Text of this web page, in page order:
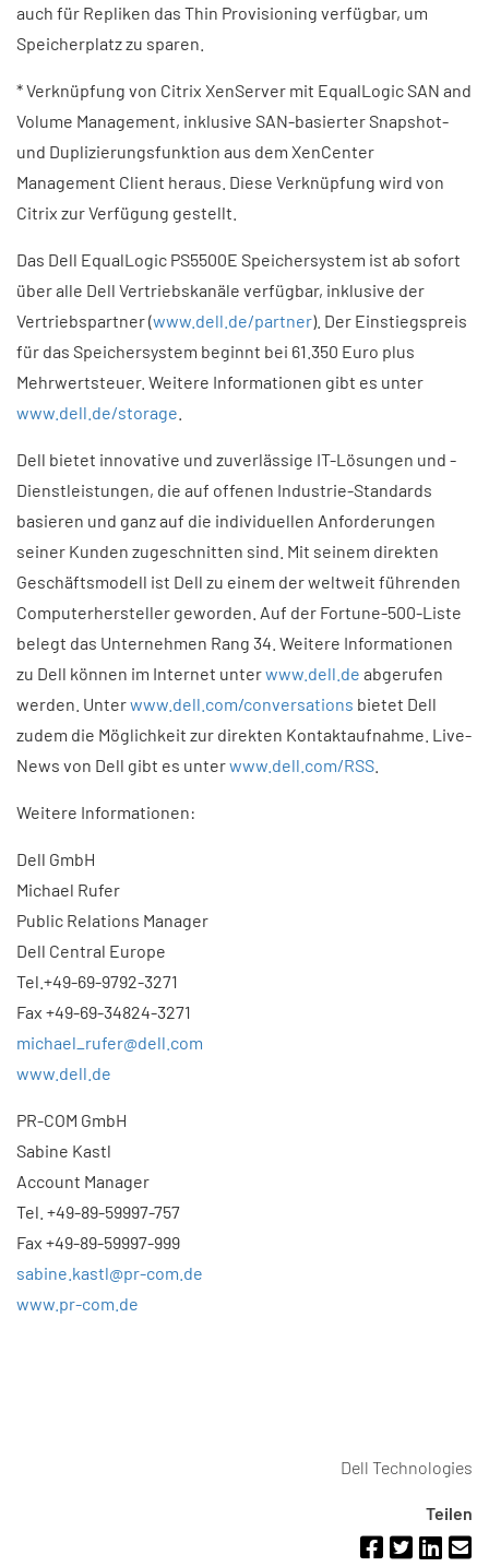
auch für Repliken das Thin Provisioning verfügbar, um
Speicherplatz zu sparen.
* Verknüpfung von Citrix XenServer mit EqualLogic SAN and
Volume Management, inklusive SAN-basierter Snapshot-
und Duplizierungsfunktion aus dem XenCenter
Management Client heraus. Diese Verknüpfung wird von
Citrix zur Verfügung gestellt.
Das Dell EqualLogic PS5500E Speichersystem ist ab sofort
über alle Dell Vertriebskanäle verfügbar, inklusive der
Vertriebspartner (www.dell.de/partner). Der Einstiegspreis
für das Speichersystem beginnt bei 61.350 Euro plus
Mehrwertsteuer. Weitere Informationen gibt es unter
www.dell.de/storage
Dell bietet innovative und zuverlässige IT-Lösungen und -
Dienstleistungen, die auf offenen Industrie-Standards
basieren und ganz auf die individuellen Anforderungen
seiner Kunden zugeschnitten sind. Mit seinem direkten
Geschäftsmodell ist Dell zu einem der weltweit führenden
Computerhersteller geworden. Auf der Fortune-500-Liste
belegt das Unternehmen Rang 34. Weitere Informationen
zu Dell können im Internet unterwww.dell.de abgerufen
werden. Unterwww.dell.com/conversations bietet Dell
zudem die Möglichkeit zur direkten Kontaktaufnahme. Live-
News von Dell gibt es unterwww.dell.com/RSS
Weitere Informationen:
Dell GmbH
Michael Rufer
Public Relations Manager
Dell Central Europe
Tel.+49-69-9792-3271
Fax +49-69-34824-3271
michael_rufer@dell.com
www.dell.de
PR-COM GmbH
Sabine Kastl
Account Manager
Tel. +49-89-59997-757
Fax +49-89-59997-999
sabine.kastl@pr-com.de
www.pr-com.de
Dell Technologies
Teilen